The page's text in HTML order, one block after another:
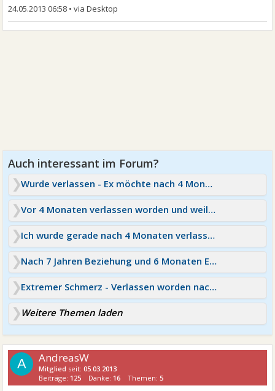
24.05.2013 06:58 •
Wurde verlassen - Ex möchte nach 4 Monaten zurück
Vor 4 Monaten verlassen worden und weil sie noch zurück
Ich wurde gerade nach 4 Monaten verlassen
Nach 7 Jahren Beziehung und 6 Monaten Ehe verlassen
Extremer Schmerz - Verlassen worden nach 6 Monaten
Weitere Themen laden
A AndreasW
Mitglied seit:05.03.2013
Beiträge: 125 Danke: 16 Themen:5